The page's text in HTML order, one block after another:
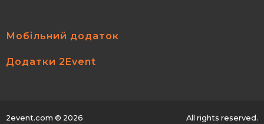
Мобільний додаток
Додатки 2Event
2event.com © 2026 All rights reserved.